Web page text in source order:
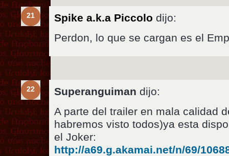
21 Spike a.k.a Piccolo dijo:
Perdon, lo que se cargan es el
22 Superanguiman dijo:
A parte del trailer en mala calidad
habremos visto todos)ya esta
el Joker:
http://a69.g.akamai.net/n/69/